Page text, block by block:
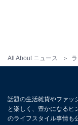
All About ニュース
話題の生活雑貨やファッ
と楽しく、豊かになるヒ
のライフスタイル事情も